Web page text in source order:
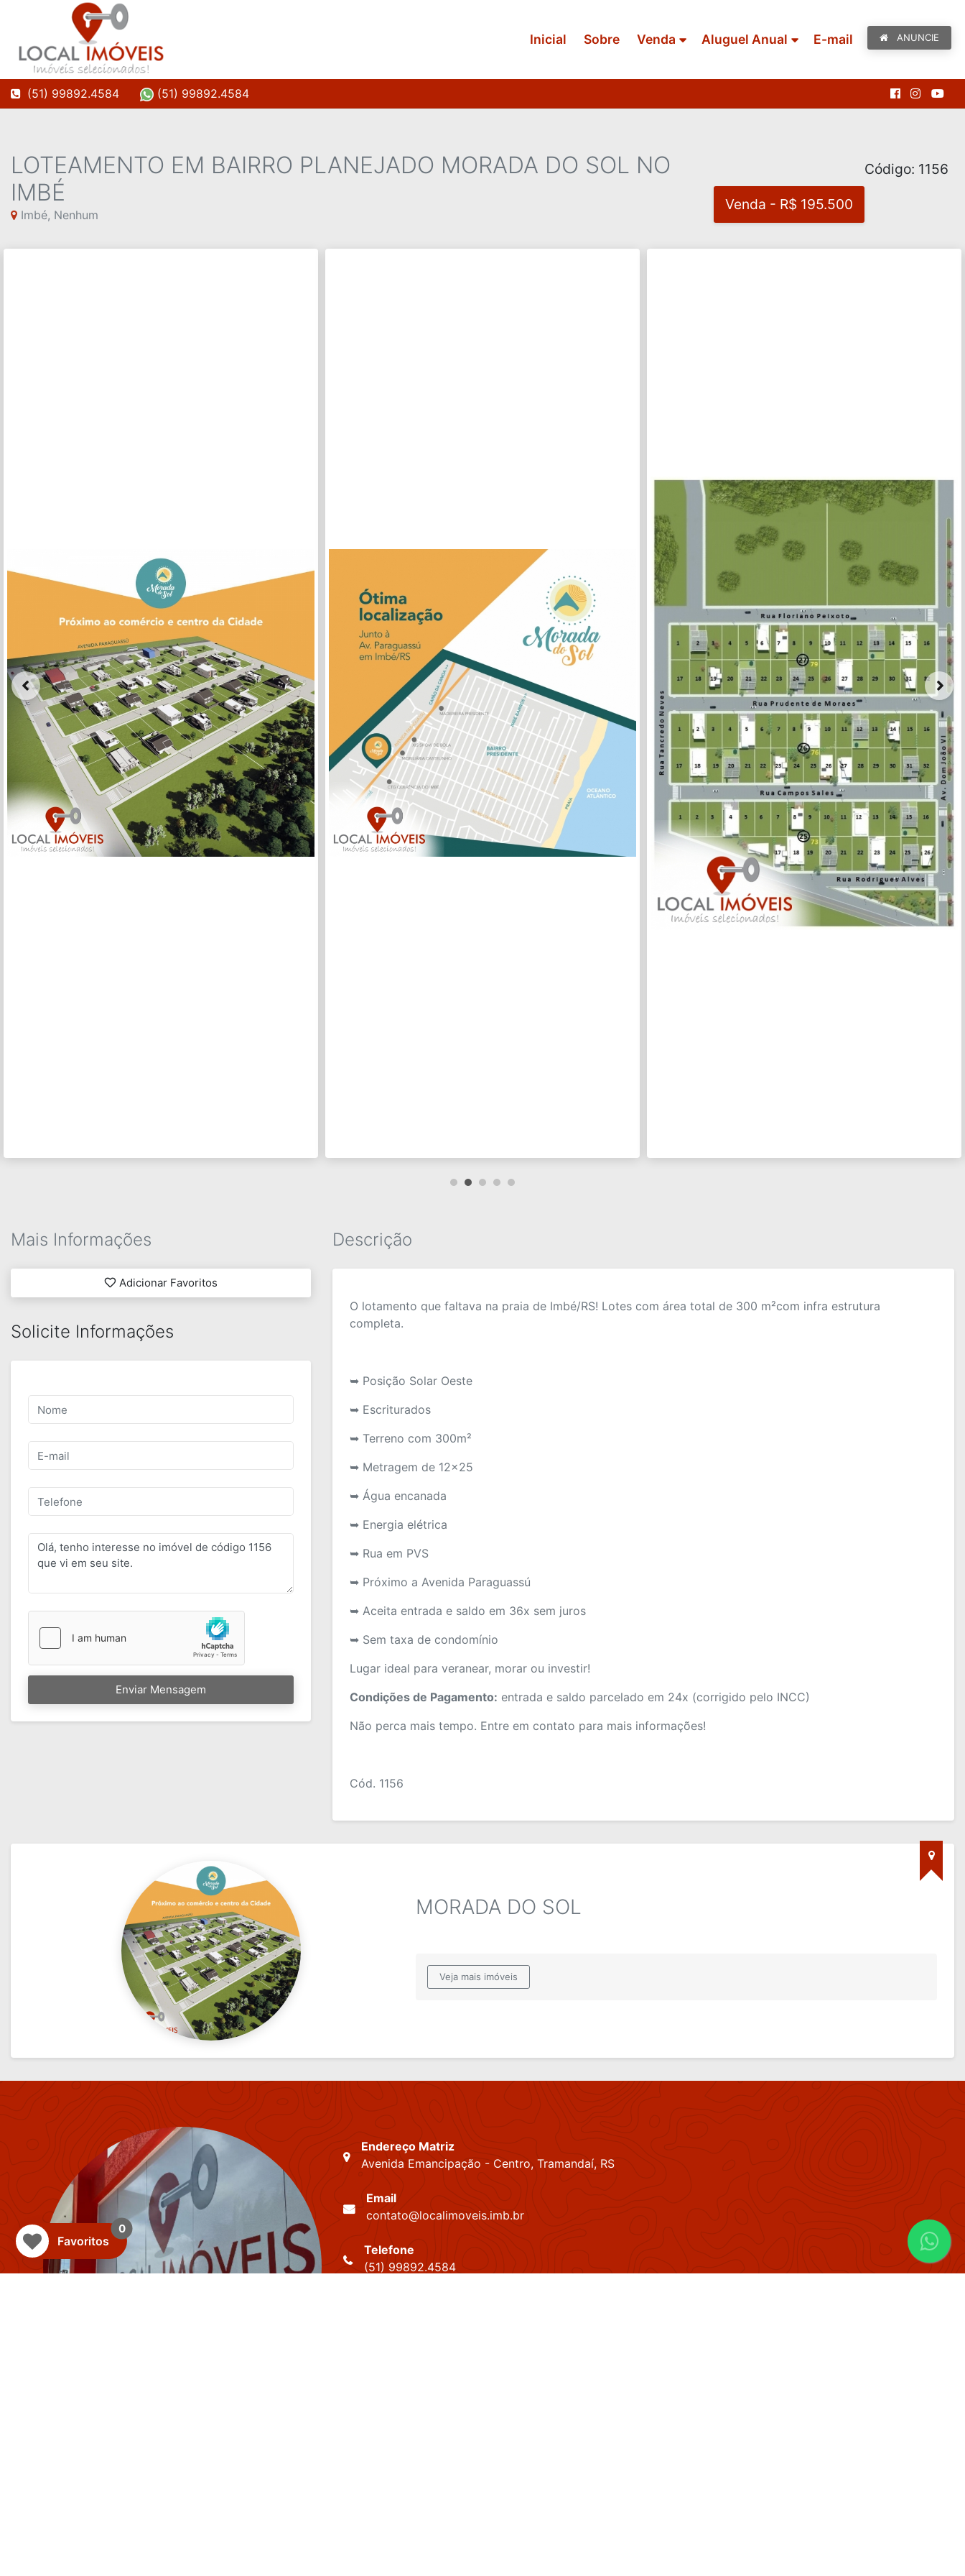
Inicial Sobre Venda Aluguel Anual E-mail ANUNCIE
(51) 99892.4584 (51) 99892.4584
LOTEAMENTO EM BAIRRO PLANEJADO MORADA DO SOL NO
IMBÉ
Imbé, Nenhum
Código: 1156
Venda - R$ 195.500
MORADA DO SOL
Veja mais imóveis
Mais Informações
Adicionar Favoritos
Solicite Informações
Enviar Mensagem
Descrição
O lotamento que faltava na praia de Imbé/RS! Lotes com área total de 300 m²com infra estrutura
completa.
➥ Posição Solar Oeste
➥ Escriturados
➥ Terreno com 300m²
➥ Metragem de 12x25
➥ Água encanada
➥ Energia elétrica
➥ Rua em PVS
➥ Próximo a Avenida Paraguassú
➥ Aceita entrada e saldo em 36x sem juros
➥ Sem taxa de condomínio
Lugar ideal para veranear, morar ou investir!
Condições de Pagamento: entrada e saldo parcelado em 24x (corrigido pelo INCC)
Não perca mais tempo. Entre em contato para mais informações!
Cód. 1156
Favoritos
0
Endereço Matriz
Avenida Emancipação - Centro, Tramandaí, RS
Email
contato@localimoveis.imb.br
Telefone
(51) 99892.4584